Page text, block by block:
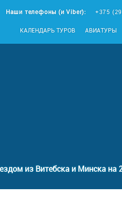
Наши телефоны (и Viber): +375
КАЛЕНДАРЬ ТУРОВ АВИАТУРЫ
из Витебска и Минска на